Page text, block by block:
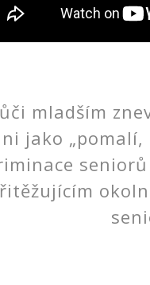
mladším
jako